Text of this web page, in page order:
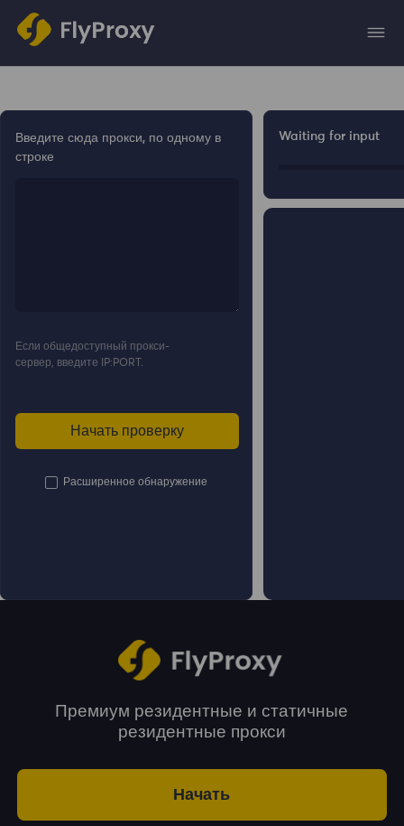
Введите сюда прокси, по одному в
строке
Если общедоступный прокси-
сервер, введите IP:PORT.
Начать проверку
Расширенное обнаружение
Waiting for input
Премиум резидентные и статичные
резидентные прокси
Начать